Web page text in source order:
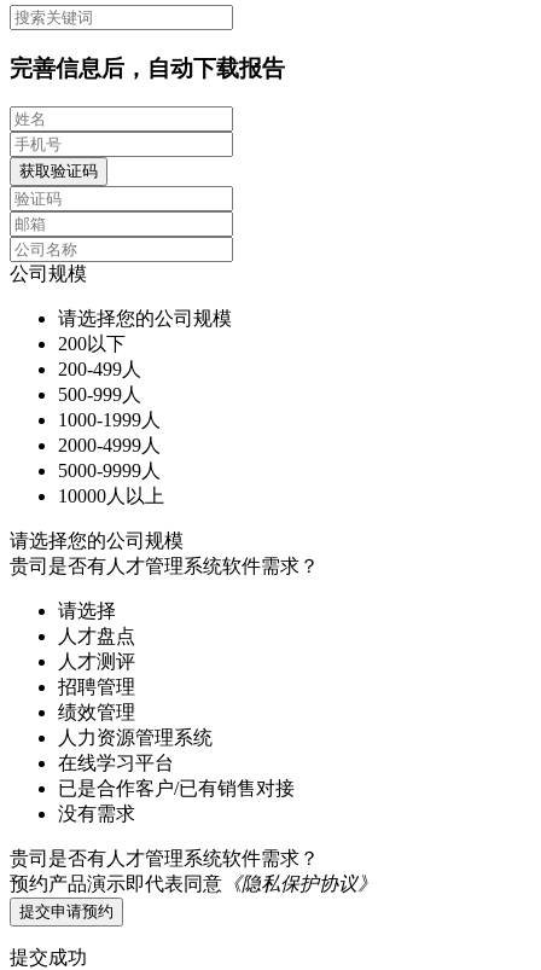
完善信息后，自动下载报告
获取验证码
公司规模
请选择您的公司规模
200以下
200-499人
500-999人
1000-1999人
2000-4999人
5000-9999人
10000人以上
请选择您的公司规模
贵司是否有人才管理系统软件需求？
请选择
人才盘点
人才测评
招聘管理
绩效管理
人力资源管理系统
在线学习平台
已是合作客户/已有销售对接
没有需求
贵司是否有人才管理系统软件需求？
预约产品演示即代表同意 《隐私保护协议》
提交申请预约
提交成功